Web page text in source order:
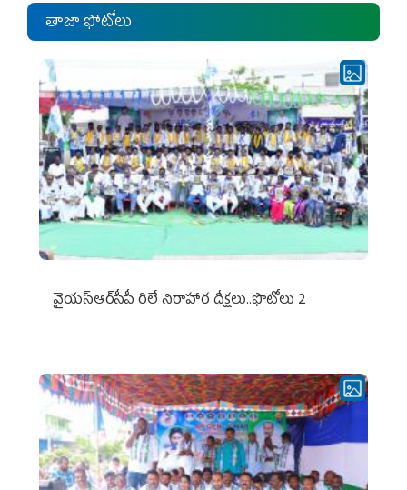
తాజా ఫోటోలు
వైయ‌స్ఆర్‌సీపీ రిలే నిరాహార దీక్షలు..ఫొటోలు 2